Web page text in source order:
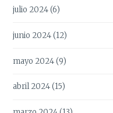
julio 2024(6)
junio 2024(12)
mayo 2024(9)
abril 2024(15)